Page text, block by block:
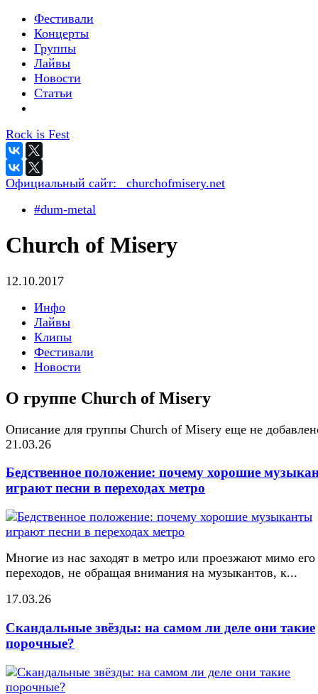
Фестивали
Концерты
Группы
Лайвы
Новости
Статьи
Rock is Fest
Официальный сайт:
_churchofmisery.net
#dum-metal
Church of Misery
12.10.2017
Инфо
Лайвы
Клипы
Фестивали
Новости
О группе Church of Misery
Описание для группы Church of Misery еще не
21.03.26
Бедственное положение: почему хорошие
играют песни в переходах метро
Многие из нас заходят в метро или проезжают мимо его
переходов, не обращая внимания на музыкантов, к...
17.03.26
Скандальные звёзды: на самом ли деле они такие
порочные?